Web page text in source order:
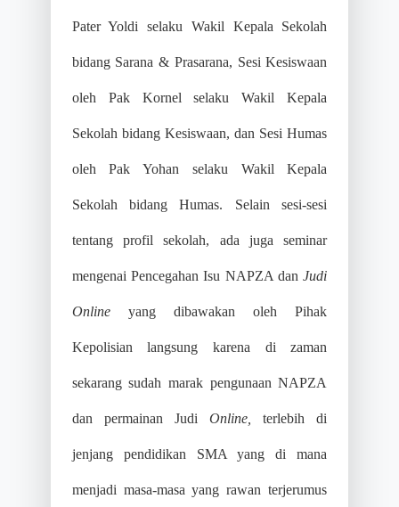
Pater Yoldi selaku Wakil Kepala Sekolah
bidang Sarana & Prasarana, Sesi Kesiswaan
oleh Pak Kornel selaku Wakil Kepala
Sekolah bidang Kesiswaan, dan Sesi Humas
oleh Pak Yohan selaku Wakil Kepala
Sekolah bidang Humas. Selain sesi-sesi
tentang profil sekolah, ada juga seminar
mengenai Pencegahan Isu NAPZA danJudi
Online yang dibawakan oleh Pihak
Kepolisian langsung karena di zaman
sekarang sudah marak pengunaan NAPZA
dan permainan JudiOnline,terlebih di
jenjang pendidikan SMA yang di mana
menjadi masa-masa yang rawan terjerumus